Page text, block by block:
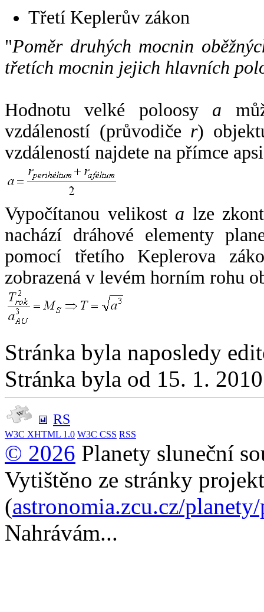
Třetí Keplerův zákon
"Poměr druhých mocnin
třetích mocnin jejich hlavních
Hodnotu velké poloosy a
vzdáleností (průvodiče r)
vzdáleností najdete na přímce
Vypočítanou velikost a lze
nachází dráhové elementy
pomocí třetího Keplerova
zobrazená v levém horním rohu
Stránka byla naposledy
Stránka byla od 15. 1.
RS
W3C XHTML 1.0 W3C CSS RSS
© 2026 Planety sluneční
Vytištěno ze stránky
(astronomia.zcu.cz/
Nahrávám...